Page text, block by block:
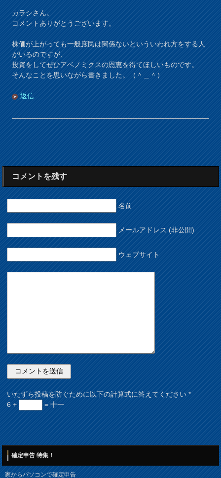
カラシさん。
コメントありがとうございます。
株価が上がっても一般庶民は関係ないといういわれ方をする人
がいるのですが、
投資をしてぜひアベノミクスの恩恵を得てほしいものです。
そんなことを思いながら書きました。（＾＿＾）
返信
コメントを残す
名前
メールアドレス (非公開)
ウェブサイト
いたずら投稿を防ぐために以下の計算式に答えてください*
6 +
= 十一
確定申告 特集！
家からパソコンで確定申告